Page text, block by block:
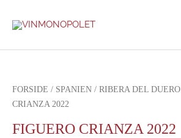
FORSIDE / SPANIEN / RIBERA DEL DUERO
CRIANZA 2022
FIGUERO CRIANZA 2022